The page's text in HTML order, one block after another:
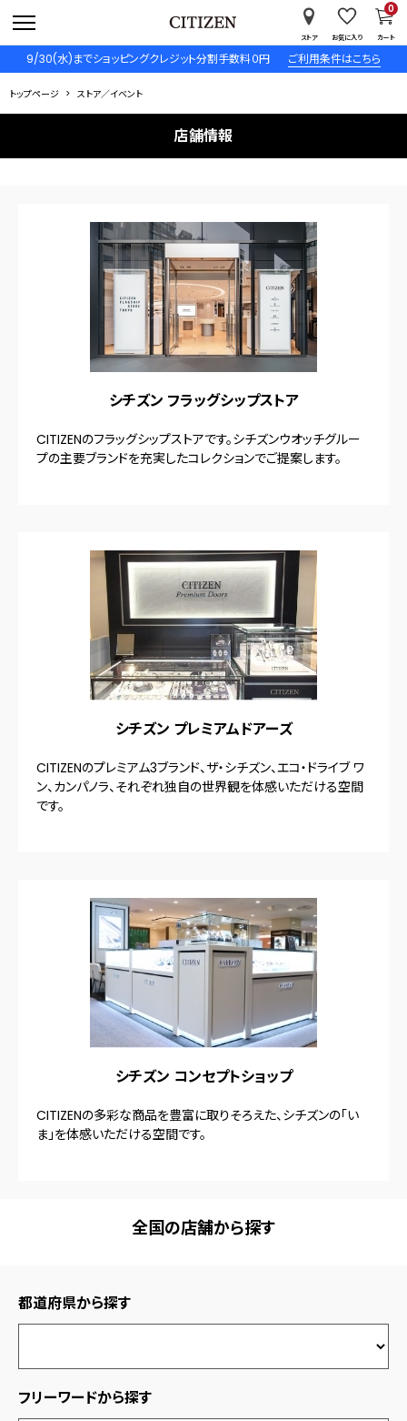
9/30(水)までショッピングクレジット分割手数料０円 ご利用条件はこちら
ストア お気に入り カート
0
トップページ ストア／イベント
店舗情報
シチズン フラッグシップストア
CITIZENのフラッグシップストアです。シチズンウオッチグルー
プの主要ブランドを充実したコレクションでご提案します。
シチズン プレミアムドアーズ
CITIZENのプレミアム3ブランド、ザ・シチズン、エコ・ドライブ ワ
ン、カンパノラ、それぞれ独自の世界観を体感いただける空間
です。
シチズン コンセプトショップ
CITIZENの多彩な商品を豊富に取りそろえた、シチズンの「い
ま」を体感いただける空間です。
全国の店舗から探す
都道府県から探す
フリーワードから探す